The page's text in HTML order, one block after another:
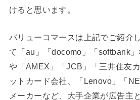
けると思います。
バリューコマースは上記でご紹介
て「au」「docomo」「softbank
や「AMEX」「JCB」「三井住友
ットカード会社、「Lenovo」「
メーカーなど、大手企業が広告主